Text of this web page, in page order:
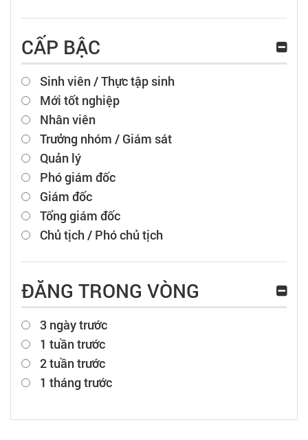
CẤP BẬC
Sinh viên / Thực tập sinh
Mới tốt nghiệp
Nhân viên
Trưởng nhóm / Giám sát
Quản lý
Phó giám đốc
Giám đốc
Tổng giám đốc
Chủ tịch / Phó chủ tịch
ĐĂNG TRONG VÒNG
3 ngày trước
1 tuần trước
2 tuần trước
1 tháng trước